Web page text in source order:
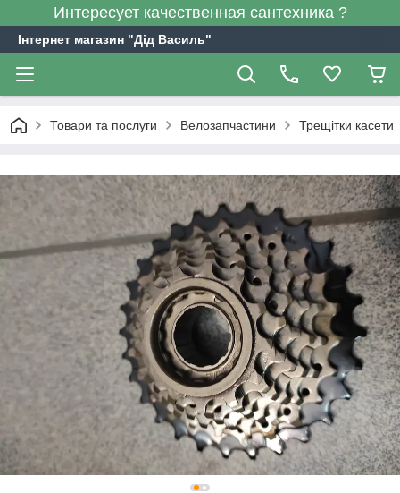
Интересует качественная сантехника ?
Інтернет магазин "Дід Василь"
Товари та послуги Велозапчастини Трещітки касети